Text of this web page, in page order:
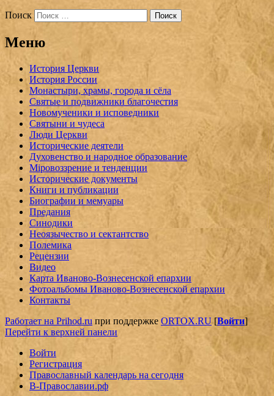
Поиск
Меню
История Церкви
История России
Монастыри, храмы, города и сёла
Святые и подвижники благочестия
Новомученики и исповедники
Святыни и чудеса
Люди Церкви
Исторические деятели
Духовенство и народное образование
Мiровоззрение и тенденции
Исторические документы
Книги и публикации
Биографии и мемуары
Предания
Синодики
Неоязычество и сектантство
Полемика
Рецензии
Видео
Карта Иваново-Вознесенской епархии
Фотоальбомы Иваново-Вознесенской епархии
Контакты
Работает на Prihod.ru при поддержке ORTOX.RU [Войти]
Перейти к верхней панели
Войти
Регистрация
Православный календарь на сегодня
В-Православии.рф